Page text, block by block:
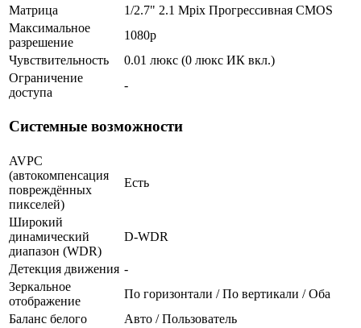
Матрица
1/2.7" 2.1 Mpix Прогрессивная CMOS
Максимальное
разрешение
1080p
Чувствительность
0.01 люкс (0 люкс ИК вкл.)
Ограничение
доступа
-
Системные возможности
AVPC
(автокомпенсация
повреждённых
пикселей)
Есть
Широкий
динамический
диапазон (WDR)
D-WDR
Детекция движения -
Зеркальное
отображение
По горизонтали / По вертикали / Оба
Баланс белого
Авто / Пользователь